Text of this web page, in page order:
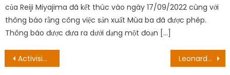
của Reiji Miyajima đã kết thúc vào ngày 17/09/2022 cùng với
thông báo rằng công việc sản xuất Mùa ba đã được phép.
Thông báo được đưa ra dưới dạng một đoạn […]
Post
Activision Tạo ra nhiều trò chơi máy tính bảng hơn ngoài bảng điều khiển và PC Leonardo DiCaprio đóng Squid Game phần tiếp theo?